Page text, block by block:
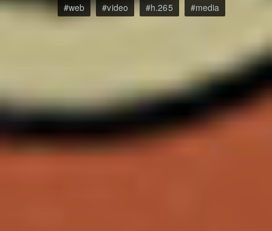
web video h.265 media